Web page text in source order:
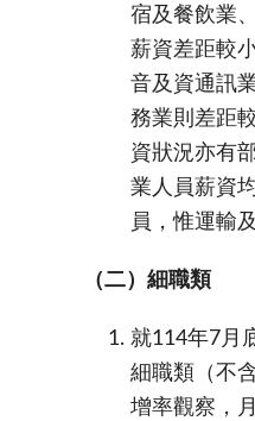
宿及餐飲業
薪資差距較
音及資通訊
務業則差距
資狀況亦有
業人員薪資
員，惟運輸
（二）細職類
就114年7月
細職類（不
增率觀察，